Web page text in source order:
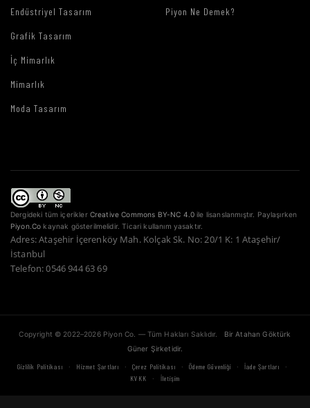
Endüstriyel Tasarım
Grafik Tasarım
İç Mimarlık
Mimarlık
Moda Tasarım
Piyon Ne Demek?
Dergideki tüm içerikler Creative Commons BY-NC 4.0 ile lisanslanmıştır. Paylaşırken
Piyon.Co kaynak gösterilmelidir. Ticari kullanım yasaktır.
Adres: Ataşehir İçerenköy Mah. Kolçak Sk. No: 20/1 K: 1 Ataşehir/
İstanbul
Telefon: 0546 944 63 69
Copyright © 2022–2026 Piyon Co. — Tüm Hakları Saklıdır.
Bir Atahan Göktürk
Güner Şirketidir.
Gizlilik Politikası · Hizmet Şartları · Çerez Politikası · Ödeme Güvenliği · İade Şartları ·
KVKK · İletişim